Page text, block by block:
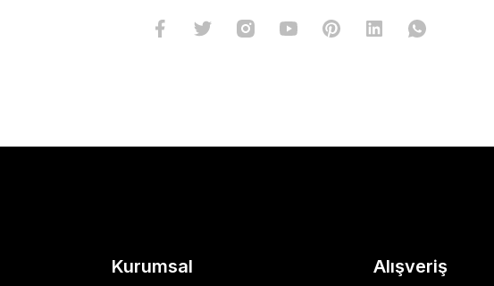
Kurumsal Alışveriş